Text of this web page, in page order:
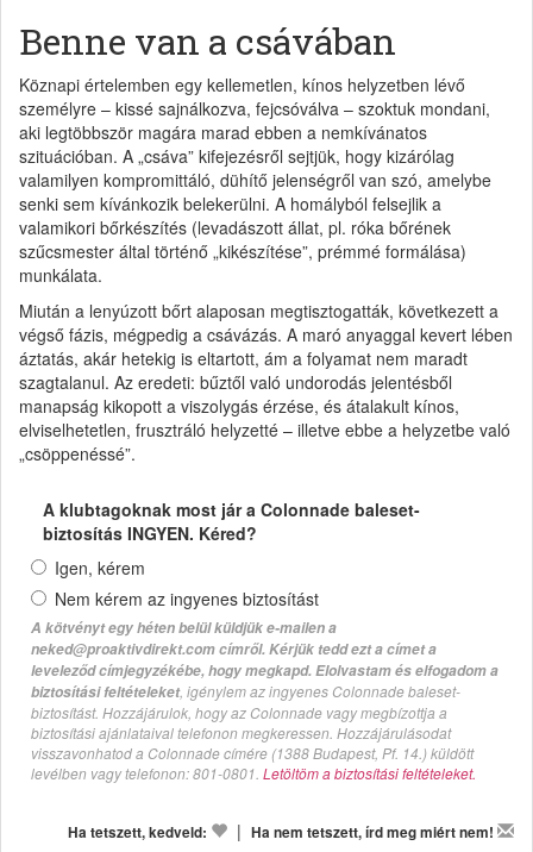
Benne van a csávában
Köznapi értelemben egy kellemetlen, kínos helyzetben lévő
személyre – kissé sajnálkozva, fejcsóválva – szoktuk mondani,
aki legtöbbször magára marad ebben a nemkívánatos
szituációban. A „csáva” kifejezésről sejtjük, hogy kizárólag
valamilyen kompromittáló, dühítő jelenségről van szó, amelybe
senki sem kívánkozik belekerülni. A homályból felsejlik a
valamikori bőrkészítés (levadászott állat, pl. róka bőrének
szűcsmester által történő „kikészítése”, prémmé formálása)
munkálata.
Miután a lenyúzott bőrt alaposan megtisztogatták, következett a
végső fázis, mégpedig a csávázás. A maró anyaggal kevert lében
áztatás, akár hetekig is eltartott, ám a folyamat nem maradt
szagtalanul. Az eredeti: bűztől való undorodás jelentésből
manapság kikopott a viszolygás érzése, és átalakult kínos,
elviselhetetlen, frusztráló helyzetté – illetve ebbe a helyzetbe való
„csöppenéssé”.
A klubtagoknak most jár a Colonnade baleset-
biztosítás INGYEN. Kéred?
Igen, kérem
Nem kérem az ingyenes biztosítást
A kötvényt egy héten belül küldjük e-mailen a
neked@proaktivdirekt.com címről. Kérjük tedd ezt a címet a
leveleződ címjegyzékébe, hogy megkapd. Elolvastam és elfogadom a
biztosítási feltételeket, igénylem az ingyenes Colonnade baleset-
biztosítást. Hozzájárulok, hogy az Colonnade vagy megbízottja a
biztosítási ajánlataival telefonon megkeressen. Hozzájárulásodat
visszavonhatod a Colonnade címére (1388 Budapest, Pf. 14.) küldött
levélben vagy telefonon: 801-0801. Letöltöm a biztosítási feltételeket.
Ha tetszett, kedveld: | Ha nem tetszett, írd meg miért nem!